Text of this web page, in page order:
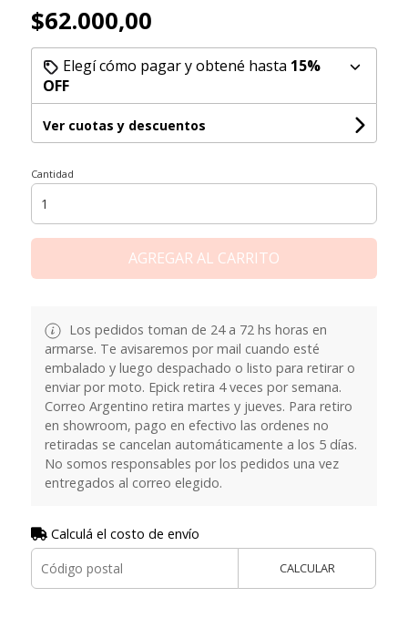
$62.000,00
Elegí cómo pagar y obtené hasta 15%
OFF
Ver cuotas y descuentos
Cantidad
AGREGAR AL CARRITO
Los pedidos toman de 24 a 72 hs horas en
armarse. Te avisaremos por mail cuando esté
embalado y luego despachado o listo para retirar o
enviar por moto. Epick retira 4 veces por semana.
Correo Argentino retira martes y jueves. Para retiro
en showroom, pago en efectivo las ordenes no
retiradas se cancelan automáticamente a los 5 días.
No somos responsables por los pedidos una vez
entregados al correo elegido.
Calculá el costo de envío
CALCULAR